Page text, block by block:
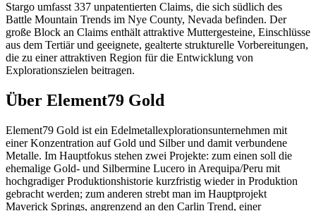
Stargo umfasst 337 unpatentierten Claims, die sich südlich des
Battle Mountain Trends im Nye County, Nevada befinden. Der
große Block an Claims enthält attraktive Muttergesteine, Einschlüsse
aus dem Tertiär und geeignete, gealterte strukturelle Vorbereitungen,
die zu einer attraktiven Region für die Entwicklung von
Explorationszielen beitragen.
Über Element79 Gold
Element79 Gold ist ein Edelmetallexplorationsunternehmen mit
einer Konzentration auf Gold und Silber und damit verbundene
Metalle. Im Hauptfokus stehen zwei Projekte: zum einen soll die
ehemalige Gold- und Silbermine Lucero in Arequipa/Peru mit
hochgradiger Produktionshistorie kurzfristig wieder in Produktion
gebracht werden; zum anderen strebt man im Hauptprojekt
Maverick Springs, angrenzend an den Carlin Trend, einer